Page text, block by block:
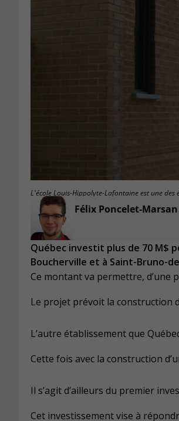
L'école Louis-Hippolyte-Lafontaine est une des
Félix Poncelet-Marsan
Québec investit plus de 70 M$
Boucherville et à Saint-Bruno-
Ce montant va permettre, d’une
Le projet prévoit la construction
L’autre établissement que
Cette fois avec la construction
Il s’agit d’ailleurs du premier
Cet investissement vise à